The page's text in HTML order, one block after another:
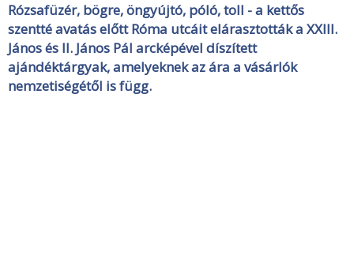
Rózsafüzér, bögre, öngyújtó, póló, toll - a kettős
szentté avatás előtt Róma utcáit elárasztották a XXIII.
János és II. János Pál arcképével díszített
ajándéktárgyak, amelyeknek az ára a vásárlók
nemzetiségétől is függ.